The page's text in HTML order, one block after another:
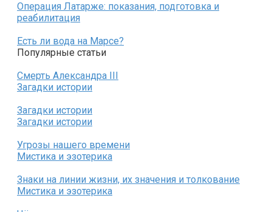
Операция Латарже: показания, подготовка и
реабилитация
Есть ли вода на Марсе?
Популярные статьи
Смерть Александра III
Загадки истории
Загадки истории
Загадки истории
Угрозы нашего времени
Мистика и эзотерика
Знаки на линии жизни, их значения и толкование
Мистика и эзотерика